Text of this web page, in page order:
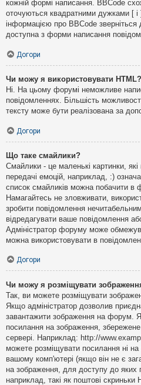
кожній формі написання. BBCode
оточуються квадратними дужками [
інформацією про BBCode зверніться
доступна з форми написання
Догори
Чи можу я використовувати HTML?
Ні. На цьому форумі неможливе
повідомленнях. Більшість
тексту може бути реалізована за
Догори
Що таке смайлики?
Смайлики - це маленькі картинки,
передачі емоцій, наприклад, :)
список смайликів можна побачити в
Намагайтесь не зловживати,
зробити повідомлення
відредагувати ваше повідомлення
Адміністратор форуму може
можна використовувати в
Догори
Чи можу я розміщувати
Так, ви можете розміщувати
Якщо адміністратор дозволив
завантажити зображення на форум.
посилання на зображення,
сервері. Наприклад: http://
можете розміщувати посилання ні
вашому комп'ютері (якщо він не є
на зображення, для доступу до яких
наприклад, такі як поштові